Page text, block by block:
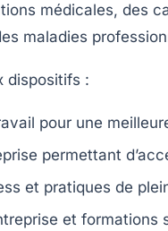
médicales, des
maladies
dispositifs :
pour une
permettant
et pratiques de
et formations